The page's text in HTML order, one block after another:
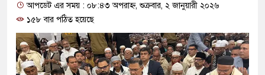
সিল-স্বাক্ষর জালিয়াতি চক্রের পাঁচ
উদ্ধার
আপডেট এর সময় : ০৮:৪৩ অপরাহ্ন, শুক্রবার, ২ জানুয়ারী ২০২৬
১৫৮ বার পঠিত হয়েছে